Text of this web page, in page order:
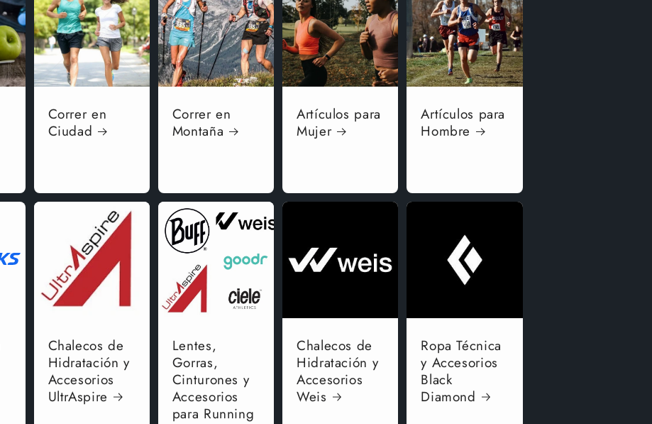
Correr en
Ciudad
Correr en
Montaña
Artículos para
Mujer
Artículos para
Hombre
Chalecos de
Hidratación y
Accesorios
UltrAspire
Lentes,
Gorras,
Cinturones y
Accesorios
para Running
Chalecos de
Hidratación y
Accesorios
Weis
Ropa Técnica
y Accesorios
Black
Diamond